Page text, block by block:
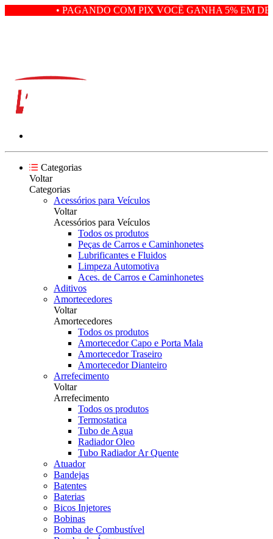
• PAGANDO COM PIX VOCÊ GANHA 5% EM
Categorias
Voltar
Categorias
Acessórios para Veículos
Voltar
Acessórios para Veículos
Todos os produtos
Peças de Carros e Caminhonetes
Lubrificantes e Fluidos
Limpeza Automotiva
Aces. de Carros e Caminhonetes
Aditivos
Amortecedores
Voltar
Amortecedores
Todos os produtos
Amortecedor Capo e Porta Mala
Amortecedor Traseiro
Amortecedor Dianteiro
Arrefecimento
Voltar
Arrefecimento
Todos os produtos
Termostatica
Tubo de Agua
Radiador Oleo
Tubo Radiador Ar Quente
Atuador
Bandejas
Batentes
Baterias
Bicos Injetores
Bobinas
Bomba de Combustível